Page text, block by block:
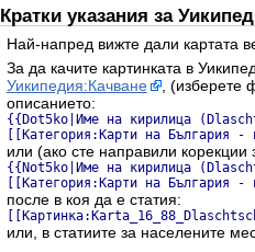
Кратки указания за
Най-напред вижте дали картата
За да качите картинката в
Уикипедия:Качване
, (изберете
описанието:
{{Dot5ko|Име на кирилица
[[Категория:Карти на България -
или (ако сте направили корекции
{{Not5ko|Име на кирилица
[[Категория:Карти на България -
после в коя да е статия:
или, в статиите за населените